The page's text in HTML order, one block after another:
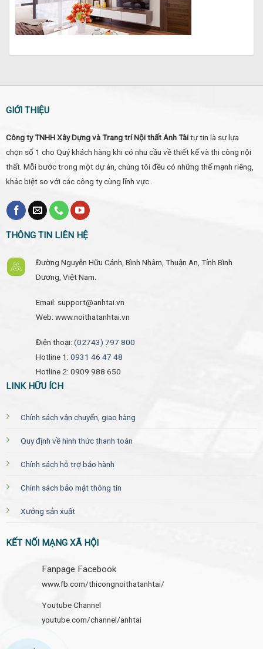
GIỚI THIỆU
Công ty TNHH Xây Dựng và Trang trí Nội thất Anh Tàitự tin là sự lựa
chọn số 1 cho Quý khách hàng khi có nhu cầu về thiết kế và thi công nội
thất. Mỗi bước trong một dự án, chúng tôi đều có những thế mạnh riêng,
khác biệt so với các công ty cùng lĩnh vực..
THÔNG TIN LIÊN HỆ
Đường Nguyễn Hữu Cảnh, Bình Nhâm, Thuận An, Tỉnh Bình
Dương, Việt Nam.
Email: support@anhtai.vn
Web: www.noithatanhtai.vn
Điện thoại: (02743) 797 800
Hotline 1: 0931 46 47 48
Hotline 2: 0909 988 650
LINK HỮU ÍCH
Chính sách vận chuyển, giao hàng
Quy định về hình thức thanh toán
Chính sách hỗ trợ bảo hành
Chính sách bảo mật thông tin
Xưởng sản xuất
KẾT NỐI MẠNG XÃ HỘI
Fanpage Facebook
www.fb.com/thicongnoithatanhtai/
Youtube Channel
youtube.com/channel/anhtai